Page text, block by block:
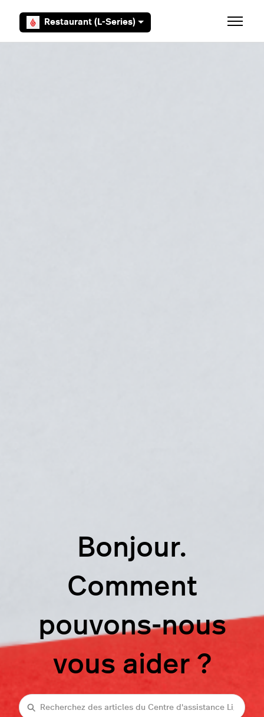
Restaurant (L-Series) Ouvrir/
Bonjour.
Comment
pouvons-nous
vous aider ?
Recherche